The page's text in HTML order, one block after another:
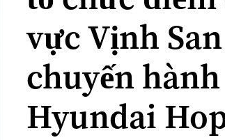
vực Vịnh
chuyến
Hyundai